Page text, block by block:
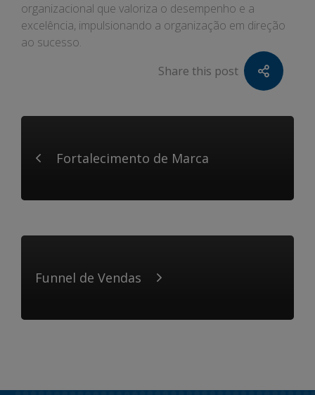
organizacional que valoriza o desempenho e a
excelência, impulsionando a organização em direção
ao sucesso.
Share this post
Fortalecimento de Marca
Funnel de Vendas